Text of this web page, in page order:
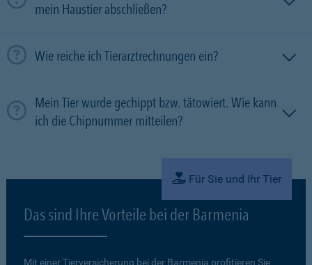
mein Haustier abschließen?
Wie reiche ich Tierarztrechnungen ein?
Mein Tier wurde gechippt bzw. tätowiert. Wie kann
ich die Chipnummer mitteilen?
Für Sie und Ihr Tier
Das sind Ihre Vorteile bei der Barmenia
Mit einer Tierversicherung bei der Barmenia profitieren Sie